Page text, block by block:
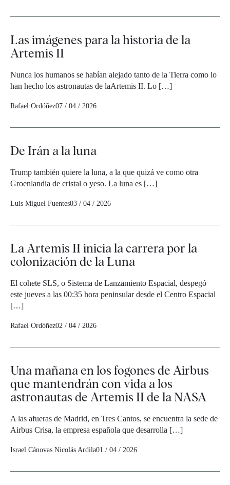
Las imágenes para la historia de la
Artemis II
Nunca los humanos se habían alejado tanto de la Tierra como lo
han hecho los astronautas de laArtemis II. Lo […]
Rafael Ordóñez07 / 04 / 2026
De Irán a la luna
Trump también quiere la luna, a la que quizá ve como otra
Groenlandia de cristal o yeso. La luna es […]
Luis Miguel Fuentes03 / 04 / 2026
La Artemis II inicia la carrera por la
colonización de la Luna
El cohete SLS, o Sistema de Lanzamiento Espacial, despegó
este jueves a las 00:35 hora peninsular desde el Centro Espacial
[…]
Rafael Ordóñez02 / 04 / 2026
Una mañana en los fogones de Airbus
que mantendrán con vida a los
astronautas de Artemis II de la NASA
A las afueras de Madrid, en Tres Cantos, se encuentra la sede de
Airbus Crisa, la empresa española que desarrolla […]
Israel Cánovas Nicolás Ardila01 / 04 / 2026